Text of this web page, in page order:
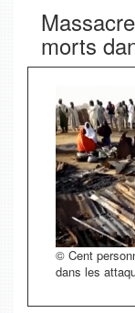
morts
© Cent
dans les